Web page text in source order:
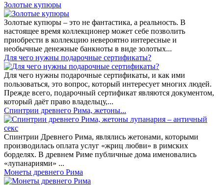
Золотые купюры
Золотые купюры – это не фантастика, а реальность. В
настоящее время коллекционер может себе позволить
приобрести в коллекцию невероятно интересные и
необычные денежные банкноты в виде золотых...
​Для чего нужны подарочные сертификаты?
Для чего нужны подарочные сертификаты, и как ими
пользоваться, это вопрос, который интересует многих людей.
Прежде всего, подарочный сертификат являются документом,
который даёт право владельцу,...
Спинтрии древнего Рима, жетоны...
Спинтрии Древнего Рима, являлись жетонами, которыми
производилась оплата услуг «жриц любви» в римских
борделях. В древнем Риме публичные дома именовались
«лупанариями» ...
Монеты древнего Рима